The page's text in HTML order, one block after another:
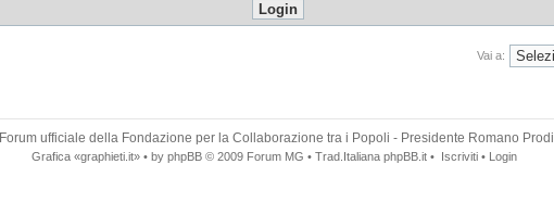
Vai a:
Forum ufficiale della Fondazione per la Collaborazione tra i Popoli - Presidente Romano Prodi
Grafica «graphieti.it» • by phpBB © 2009 Forum MG • Trad.Italiana phpBB.it • Iscriviti • Login